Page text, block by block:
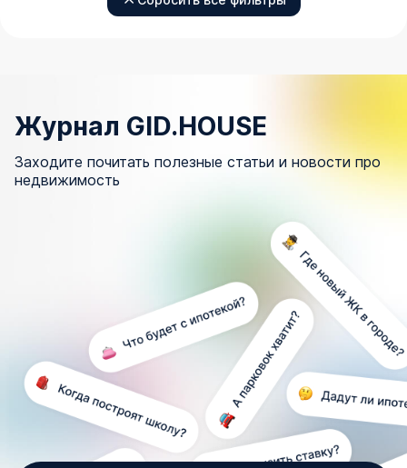
Журнал GID.HOUSE
Заходите почитать полезные статьи и новости про
недвижимость